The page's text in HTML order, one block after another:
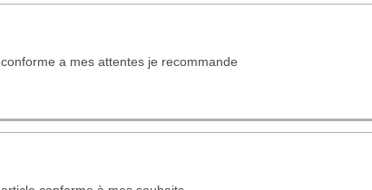
conforme a mes attentes je recommande